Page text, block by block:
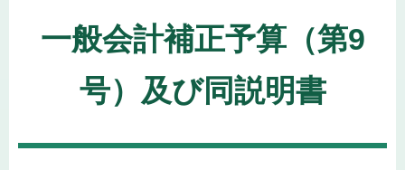
一般会計補正予算（第9
号）及び同説明書